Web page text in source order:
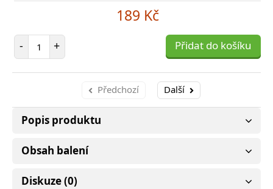
189 Kč
- Počet položek
+ Přidat do košíku
Předchozí Další
Popis produktu
Obsah balení
Diskuze (0)